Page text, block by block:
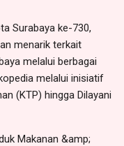
Surabaya ke-730,
menarik terkait
melalui berbagai
melalui inisiatif
(KTP) hingga Dilayani
Makanan &amp;